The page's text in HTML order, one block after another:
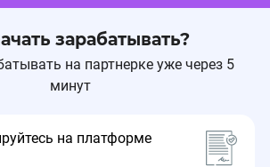
с 25.03.2025:
7 - 9.08%
5 - 3.11%
зарабатывать?
на партнерке уже через 5
минут
на платформе